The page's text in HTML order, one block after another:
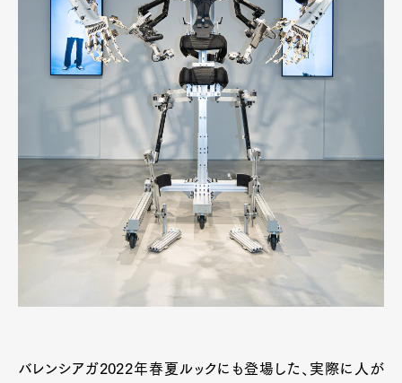
バレンシアガ2022年春夏ルックにも登場した、実際に人が